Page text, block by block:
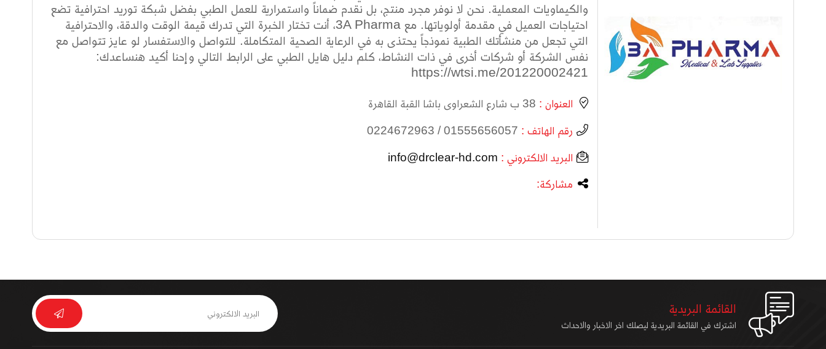
والكيماويات المعملية. نحن لا نوفر مجرد منتج، بل نقدم ضماناً واستمرارية للعمل الطبي بفضل شبكة توريد احترافية تضع
احتياجات العميل في مقدمة أولوياتها. مع 3A Pharma، أنت تختار الخبرة التي تدرك قيمة الوقت والدقة، والاحترافية
التي تجعل من منشأتك الطبية نموذجاً يحتذى به في الرعاية الصحية المتكاملة. للتواصل والاستفسار لو عايز تتواصل مع
نفس الشركة أو شركات أخرى في ذات النشاط، كلم دليل هايل الطبي على الرابط التالي وإحنا أكيد هنساعدك:
https://wtsi.me/201220002421
العنوان : 38 ب شارع الشعراوى باشا القبة القاهرة
رقم الهاتف : 01555656057 / 0224672963
البريد الالكتروني : info@drclear-hd.com
مشاركة:
القائمة البريدية
اشترك في القائمة البريدية ليصلك اخر الاخبار والاحداث